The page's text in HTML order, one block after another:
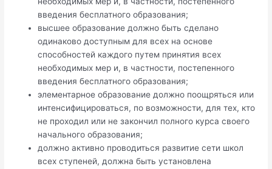
введения бесплатного образования;
высшее образование должно быть сделано
одинаково доступным для всех на основе
способностей каждого путем принятия всех
необходимых мер и, в частности, постепенного
введения бесплатного образования;
элементарное образование должно поощряться или
интенсифицироваться, по возможности, для тех, кто
не проходил или не закончил полного курса своего
начального образования;
должно активно проводиться развитие сети школ
всех ступеней, должна быть установлена